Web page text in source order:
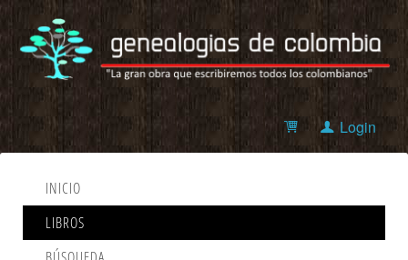
Login
INICIO
LIBROS